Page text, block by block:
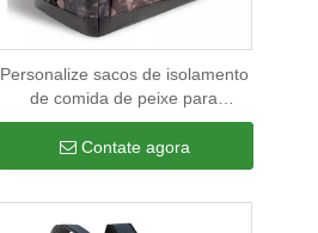
Personalize sacos de isolamento
de comida de peixe para
acampamento de viagem,
bebidas de camuflagem de
piquenique, saco térmico macio
Contate agora